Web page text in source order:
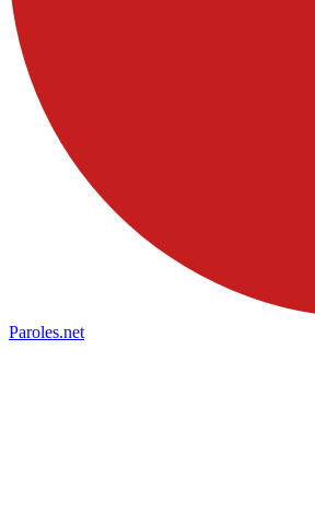
Paroles.net